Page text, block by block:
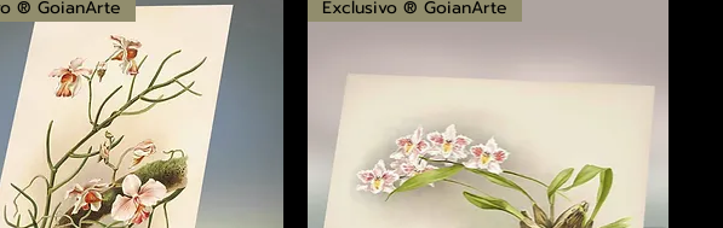
® GoianArte Exclusivo ® GoianArte